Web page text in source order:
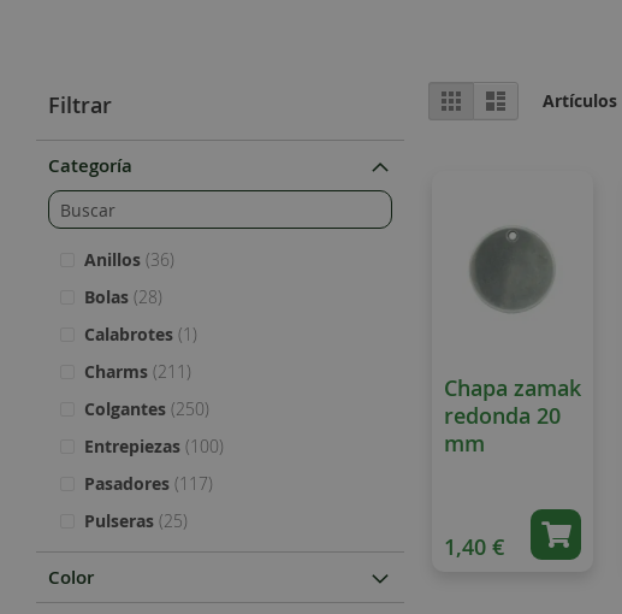
Filtrar
Categoría
Anillos 36
artículos
Bolas 28
artículos
Calabrotes 1
item
Charms 211
artículos
Colgantes 250
artículos
Entrepiezas 100
artículos
Pasadores 117
artículos
Pulseras 25
artículos
Color
View
as
Grid List Artículos
Chapa zamak
redonda 20
mm
1,40 €